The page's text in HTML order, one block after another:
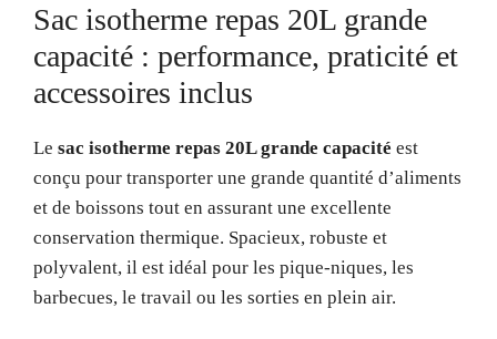
Sac isotherme repas 20L grande
capacité : performance, praticité et
accessoires inclus
Le sac isotherme repas 20L grande capacité est
conçu pour transporter une grande quantité d’aliments
et de boissons tout en assurant une excellente
conservation thermique. Spacieux, robuste et
polyvalent, il est idéal pour les pique-niques, les
barbecues, le travail ou les sorties en plein air.